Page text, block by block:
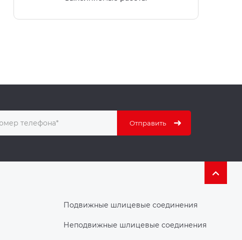
Подвижные шлицевые соединения
Неподвижные шлицевые соединения